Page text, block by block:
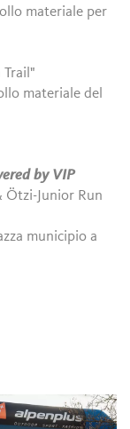
materiale per
Trail"
materiale del
by VIP
Ötzi-Junior Run
municipio a